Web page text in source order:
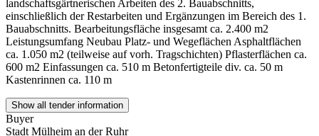
landschaftsgärtnerischen Arbeiten des 2. Bauabschnitts,
einschließlich der Restarbeiten und Ergänzungen im Bereich des 1.
Bauabschnitts. Bearbeitungsfläche insgesamt ca. 2.400 m2
Leistungsumfang Neubau Platz- und Wegeflächen Asphaltflächen
ca. 1.050 m2 (teilweise auf vorh. Tragschichten) Pflasterflächen ca.
600 m2 Einfassungen ca. 510 m Betonfertigteile div. ca. 50 m
Kastenrinnen ca. 110 m
Show all tender information
Buyer
Stadt Mülheim an der Ruhr